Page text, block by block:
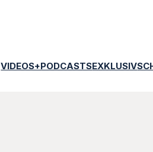
VIDEOS+PODCASTSEXKLUSIV